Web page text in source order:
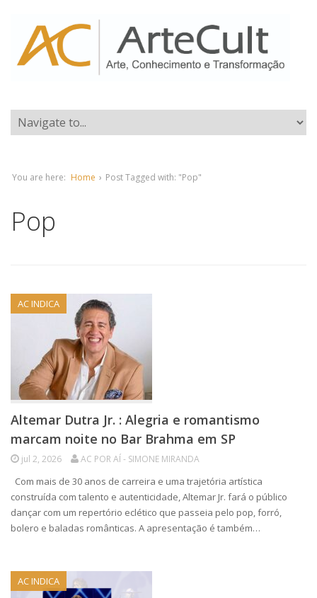
You are here: Home › Post Tagged with: "Pop"
Pop
AC INDICA
Altemar Dutra Jr. : Alegria e romantismo
marcam noite no Bar Brahma em SP
jul 2, 2026 AC POR AÍ - SIMONE MIRANDA
Com mais de 30 anos de carreira e uma trajetória artística
construída com talento e autenticidade, Altemar Jr. fará o público
dançar com um repertório eclético que passeia pelo pop, forró,
bolero e baladas românticas. A apresentação é também…
AC INDICA